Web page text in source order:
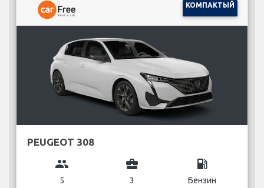
КОМПАКТЫЙ
PEUGEOT 308
group
5
business_center
3
local_gas_station
Бензин